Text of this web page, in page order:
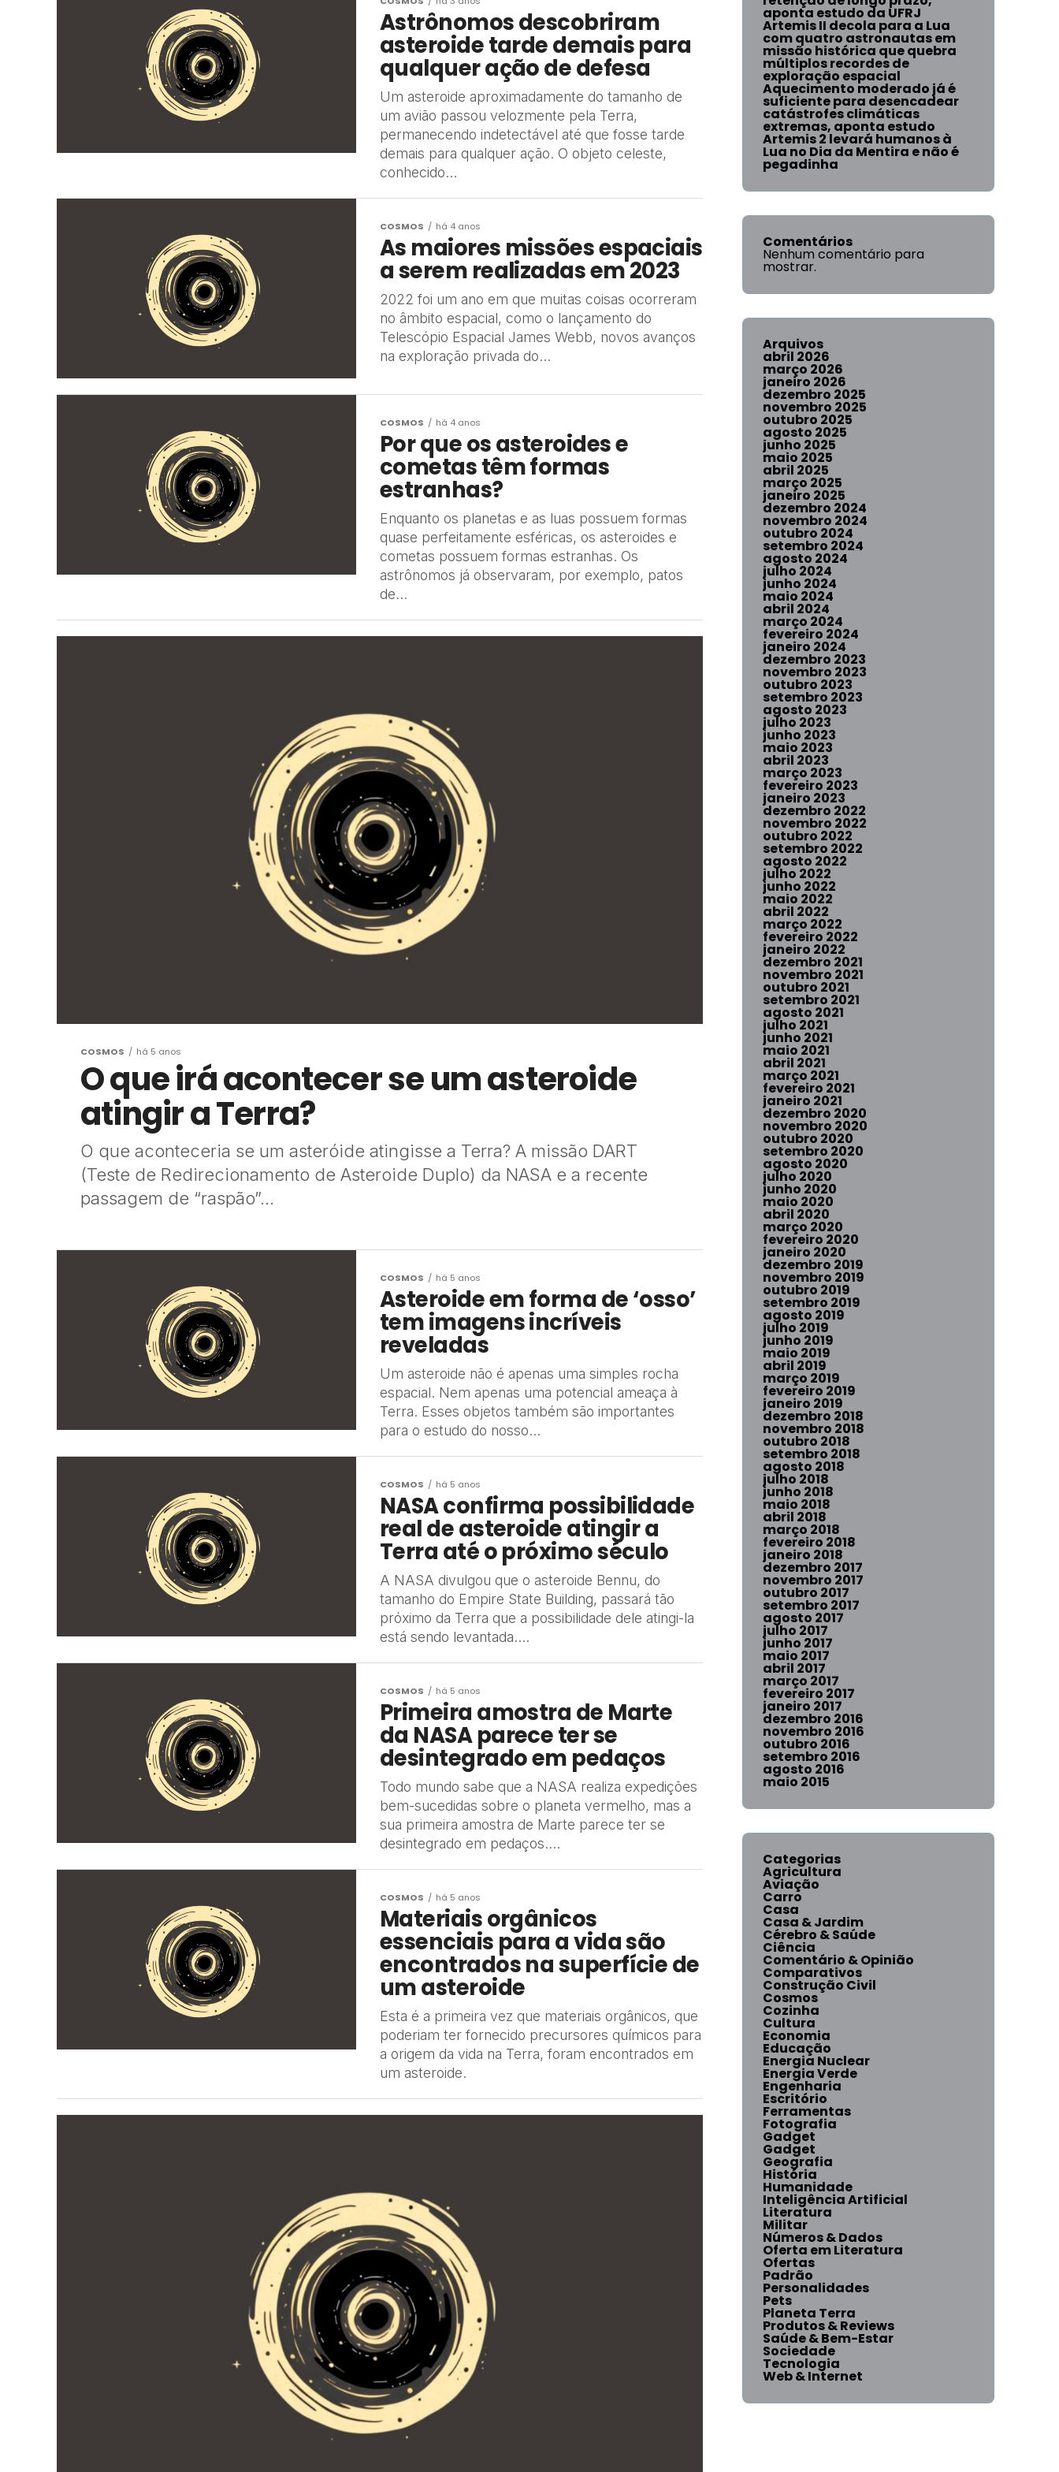
Astrônomos descobriram
asteroide tarde demais para
qualquer ação de defesa
Um asteroide aproximadamente do tamanho de
um avião passou velozmente pela Terra,
permanecendo indetectável até que fosse tarde
demais para qualquer ação. O objeto celeste,
conhecido...
COSMOS há 4 anos
As maiores missões espaciais
a serem realizadas em 2023
2022 foi um ano em que muitas coisas ocorreram
no âmbito espacial, como o lançamento do
Telescópio Espacial James Webb, novos avanços
na exploração privada do...
COSMOS há 4 anos
Por que os asteroides e
cometas têm formas
estranhas?
Enquanto os planetas e as luas possuem formas
quase perfeitamente esféricas, os asteroides e
cometas possuem formas estranhas. Os
astrônomos já observaram, por exemplo, patos
de...
COSMOS há 5 anos
O que irá acontecer se um asteroide
atingir a Terra?
O que aconteceria se um asteróide atingisse a Terra? A missão DART
(Teste de Redirecionamento de Asteroide Duplo) da NASA e a recente
passagem de “raspão”...
COSMOS há 5 anos
Asteroide em forma de ‘osso’
tem imagens incríveis
reveladas
Um asteroide não é apenas uma simples rocha
espacial. Nem apenas uma potencial ameaça à
Terra. Esses objetos também são importantes
para o estudo do nosso...
COSMOS há 5 anos
NASA confirma possibilidade
real de asteroide atingir a
Terra até o próximo século
A NASA divulgou que o asteroide Bennu, do
tamanho do Empire State Building, passará tão
próximo da Terra que a possibilidade dele atingi-la
está sendo levantada....
COSMOS há 5 anos
Primeira amostra de Marte
da NASA parece ter se
desintegrado em pedaços
Todo mundo sabe que a NASA realiza expedições
bem-sucedidas sobre o planeta vermelho, mas a
sua primeira amostra de Marte parece ter se
desintegrado em pedaços....
COSMOS há 5 anos
Materiais orgânicos
essenciais para a vida são
encontrados na superfície de
um asteroide
Esta é a primeira vez que materiais orgânicos, que
poderiam ter fornecido precursores químicos para
a origem da vida na Terra, foram encontrados em
um asteroide.
aponta estudo da UFRJ
Artemis II decola para a Lua
com quatro astronautas em
missão histórica que quebra
múltiplos recordes de
exploração espacial
Aquecimento moderado já é
suficiente para desencadear
catástrofes climáticas
extremas, aponta estudo
Artemis 2 levará humanos à
Lua no Dia da Mentira e não é
pegadinha
Comentários
Nenhum comentário para
mostrar.
Arquivos
abril 2026
março 2026
janeiro 2026
dezembro 2025
novembro 2025
outubro 2025
agosto 2025
junho 2025
maio 2025
abril 2025
março 2025
janeiro 2025
dezembro 2024
novembro 2024
outubro 2024
setembro 2024
agosto 2024
julho 2024
junho 2024
maio 2024
abril 2024
março 2024
fevereiro 2024
janeiro 2024
dezembro 2023
novembro 2023
outubro 2023
setembro 2023
agosto 2023
julho 2023
junho 2023
maio 2023
abril 2023
março 2023
fevereiro 2023
janeiro 2023
dezembro 2022
novembro 2022
outubro 2022
setembro 2022
agosto 2022
julho 2022
junho 2022
maio 2022
abril 2022
março 2022
fevereiro 2022
janeiro 2022
dezembro 2021
novembro 2021
outubro 2021
setembro 2021
agosto 2021
julho 2021
junho 2021
maio 2021
abril 2021
março 2021
fevereiro 2021
janeiro 2021
dezembro 2020
novembro 2020
outubro 2020
setembro 2020
agosto 2020
julho 2020
junho 2020
maio 2020
abril 2020
março 2020
fevereiro 2020
janeiro 2020
dezembro 2019
novembro 2019
outubro 2019
setembro 2019
agosto 2019
julho 2019
junho 2019
maio 2019
abril 2019
março 2019
fevereiro 2019
janeiro 2019
dezembro 2018
novembro 2018
outubro 2018
setembro 2018
agosto 2018
julho 2018
junho 2018
maio 2018
abril 2018
março 2018
fevereiro 2018
janeiro 2018
dezembro 2017
novembro 2017
outubro 2017
setembro 2017
agosto 2017
julho 2017
junho 2017
maio 2017
abril 2017
março 2017
fevereiro 2017
janeiro 2017
dezembro 2016
novembro 2016
outubro 2016
setembro 2016
agosto 2016
maio 2015
Categorias
Agricultura
Aviação
Carro
Casa
Casa & Jardim
Cérebro & Saúde
Ciência
Comentário & Opinião
Comparativos
Construção Civil
Cosmos
Cozinha
Cultura
Economia
Educação
Energia Nuclear
Energia Verde
Engenharia
Escritório
Ferramentas
Fotografia
Gadget
Gadget
Geografia
História
Humanidade
Inteligência Artificial
Literatura
Militar
Números & Dados
Oferta em Literatura
Ofertas
Padrão
Personalidades
Pets
Planeta Terra
Produtos & Reviews
Saúde & Bem-Estar
Sociedade
Tecnologia
Web & Internet